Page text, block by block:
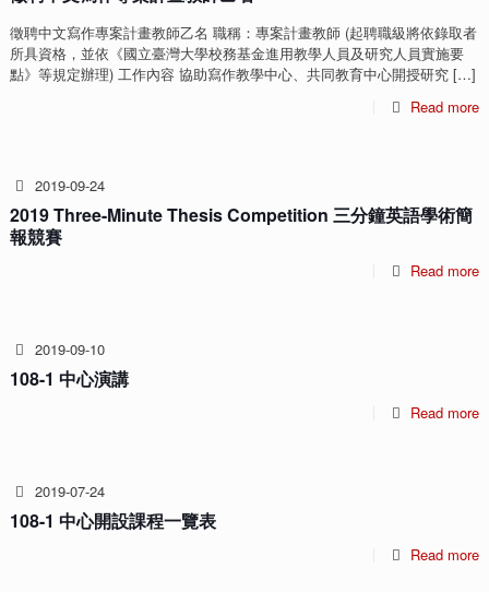
徵聘中文寫作專案計畫教師乙名 職稱：專案計畫教師 (起聘職級將依錄取者
所具資格，並依《國立臺灣大學校務基金進用教學人員及研究人員實施要
點》等規定辦理) 工作內容 協助寫作教學中心、共同教育中心開授研究 […]
Read more
2019-09-24
2019 Three-Minute Thesis Competition 三分鐘英語學術簡
報競賽
Read more
2019-09-10
108-1 中心演講
Read more
2019-07-24
108-1 中心開設課程一覽表
Read more